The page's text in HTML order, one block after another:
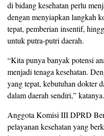
di bidang kesehatan perlu
dengan menyiapkan langkah
tepat, pemberian insentif,
untuk putra-putri daerah.
“Kita punya banyak potensi
menjadi tenaga kesehatan.
yang tepat, kebutuhan dokter
dalam daerah sendiri,” katanya.
Anggota Komisi III DPRD
pelayanan kesehatan yang